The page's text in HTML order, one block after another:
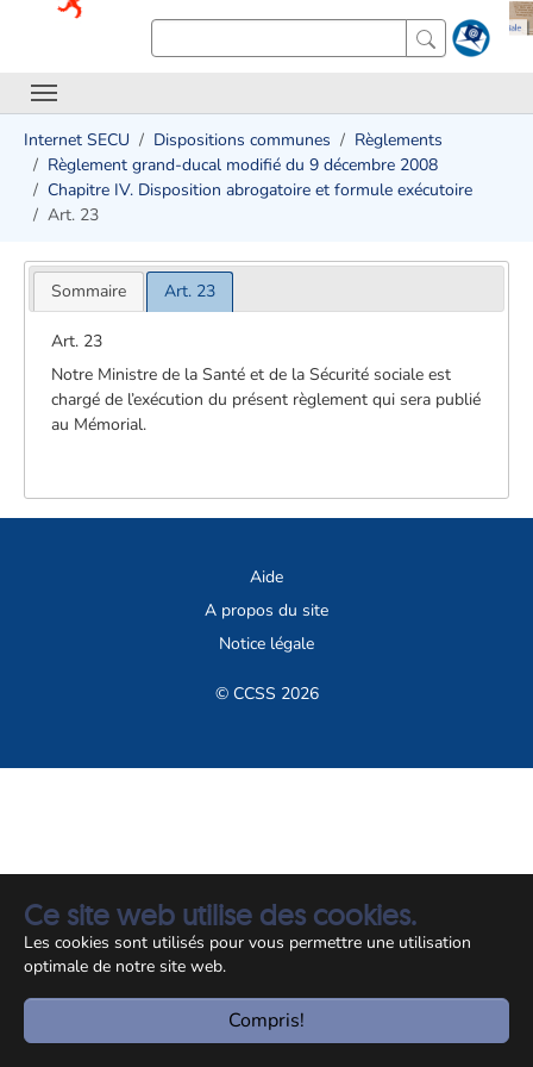
Ce site web utilise des cookies.
Les cookies sont utilisés pour vous permettre une utilisation
optimale de notre site web.
Compris!
Internet SECU Dispositions communes
Règlements
Règlement grand-ducal modifié du 9 décembre 2008
Chapitre IV. Disposition abrogatoire et formule exécutoire
Art. 23
Sommaire Art. 23
Art. 23
Notre Ministre de la Santé et de la Sécurité sociale est
chargé de l’exécution du présent règlement qui sera publié
au Mémorial.
Aide
A propos du site
Notice légale
© CCSS 2026